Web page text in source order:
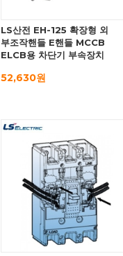
LS산전 EH-125 확장형 외
부조작핸들 E핸들 MCCB
ELCB용 차단기 부속장치
52,630원